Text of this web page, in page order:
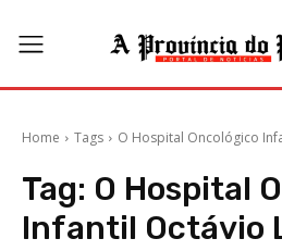
Home Tags O Hospital Oncológico
Tag: O Hospital
Infantil Octávio